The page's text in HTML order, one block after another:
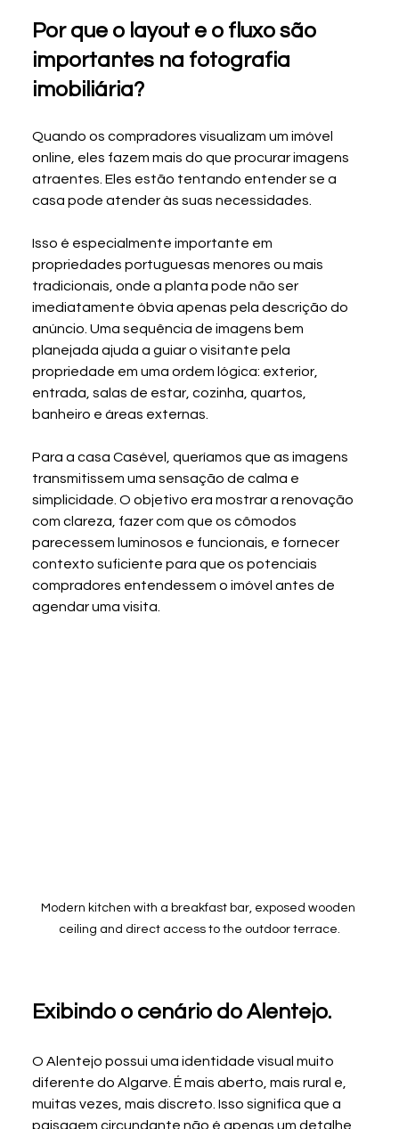
Por que o layout e o fluxo são
importantes na fotografia
imobiliária?
Quando os compradores visualizam um imóvel
online, eles fazem mais do que procurar imagens
atraentes. Eles estão tentando entender se a
casa pode atender às suas necessidades.
Isso é especialmente importante em
propriedades portuguesas menores ou mais
tradicionais, onde a planta pode não ser
imediatamente óbvia apenas pela descrição do
anúncio. Uma sequência de imagens bem
planejada ajuda a guiar o visitante pela
propriedade em uma ordem lógica: exterior,
entrada, salas de estar, cozinha, quartos,
banheiro e áreas externas.
Para a casa Casével, queríamos que as imagens
transmitissem uma sensação de calma e
simplicidade. O objetivo era mostrar a renovação
com clareza, fazer com que os cômodos
parecessem luminosos e funcionais, e fornecer
contexto suficiente para que os potenciais
compradores entendessem o imóvel antes de
agendar uma visita.
Modern kitchen with a breakfast bar, exposed wooden
ceiling and direct access to the outdoor terrace.
Exibindo o cenário do Alentejo.
O Alentejo possui uma identidade visual muito
diferente do Algarve. É mais aberto, mais rural e,
muitas vezes, mais discreto. Isso significa que a
paisagem circundante não é apenas um detalhe